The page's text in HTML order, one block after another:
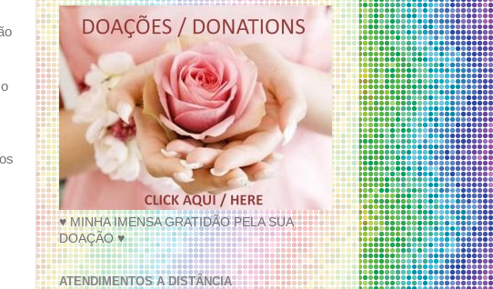
♥ MINHA IMENSA GRATIDÃO PELA SUA
DOAÇÃO ♥
ATENDIMENTOS A DISTÂNCIA